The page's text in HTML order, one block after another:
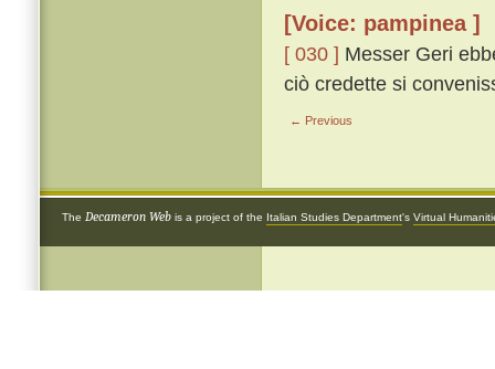
[Voice: pampinea ]
[ 030 ] Messer Geri
ciò credette si
← Previous
The Decameron Web is a project of the Italian Studies Department's Virtual